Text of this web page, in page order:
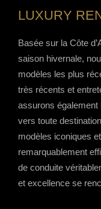
LUXURY
Basée sur la Côte
saison hivernale,
modèles les plus
très récents et
assurons également
vers toute
modèles iconiques
remarquablement
de conduite
et excellence se